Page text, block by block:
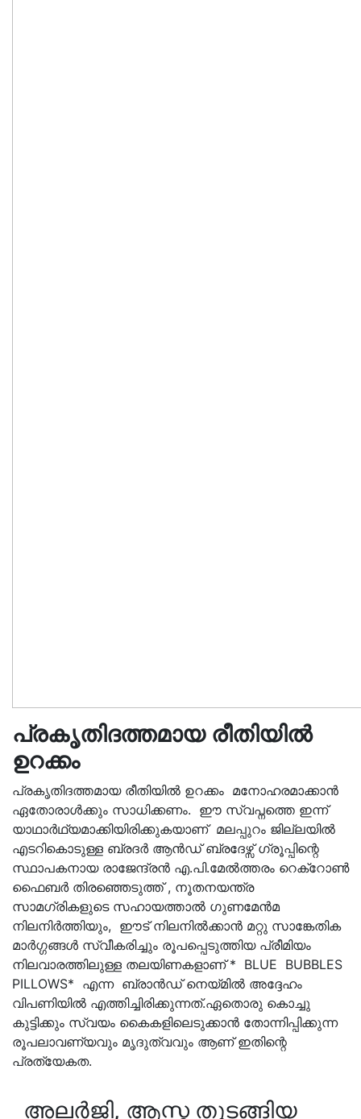
പ്രകൃതിദത്തമായ രീതിയിൽ
ഉറക്കം
പ്രകൃതിദത്തമായ രീതിയിൽ ഉറക്കം മനോഹരമാക്കാൻ
ഏതോരാൾക്കും സാധിക്കണം. ഈ സ്വപ്നത്തെ ഇന്ന്
യാഥാർഥ്യമാക്കിയിരിക്കുകയാണ് മലപ്പുറം ജില്ലയിൽ
എടറികൊടുള്ള ബ്രദർ ആൻഡ് ബ്രദേഴ്സ് ഗ്രൂപ്പിന്റെ
സ്ഥാപകനായ രാജേന്ദ്രൻ എ.പി.മേൽത്തരം റെക്റോൺ
ഫൈബർ തിരഞ്ഞെടുത്ത് , നൂതനയന്ത്ര
സാമഗ്രികളുടെ സഹായത്താൽ ഗുണമേൻമ
നിലനിർത്തിയും, ഈട് നിലനിൽക്കാൻ മറ്റു സാങ്കേതിക
മാർഗ്ഗങ്ങൾ സ്വീകരിച്ചും രൂപപ്പെടുത്തിയ പ്രീമിയം
നിലവാരത്തിലുള്ള തലയിണകളാണ് * BLUE BUBBLES
PILLOWS* എന്ന ബ്രാൻഡ് നെയ്മിൽ അദ്ദേഹം
വിപണിയിൽ എത്തിച്ചിരിക്കുന്നത്.ഏതൊരു കൊച്ചു
കുട്ടിക്കും സ്വയം കൈകളിലെടുക്കാൻ തോന്നിപ്പിക്കുന്ന
രൂപലാവണ്യവും മൃദുത്വവും ആണ് ഇതിന്റെ
പ്രത്യേകത.
അലർജി, ആസ്മ തുടങ്ങിയ